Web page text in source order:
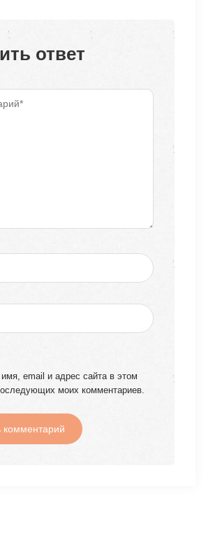
ответ
email и адрес сайта в этом
моих комментариев.